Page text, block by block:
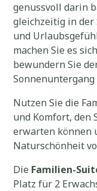
genussvoll darin
gleichzeitig in
und
machen Sie es
bewundern Sie
Nutzen Sie die
und Komfort, den
erwarten können
Naturschönheit
Die Familien-
Platz für 2